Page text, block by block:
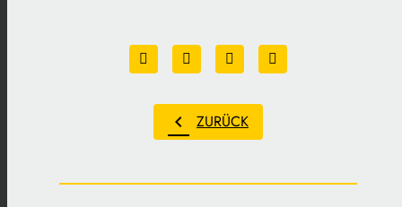
chevron_left ZURÜCK